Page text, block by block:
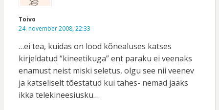
Toivo
24. november 2008, 22:33
…ei tea, kuidas on lood kõnealuses katses
kirjeldatud “kineetikuga” ent paraku ei veenaks
enamust neist miski seletus, olgu see nii veenev
ja katseliselt tõestatud kui tahes- nemad jääks
ikka telekineesiusku…